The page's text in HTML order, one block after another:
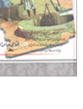
إختياراتنا
كتب
أكاديمية
صندوق
القراءة
iKitab
بلا
حدود
أسئلة
يتكرر
أسئلة
يتكرر
طرحها
تحميل
masmu3
على
المواضيع
الأكثر
مبيعاً
وسائل
تعليمية
تعليمية
الصحة
والعناية
الشخصية
جديد